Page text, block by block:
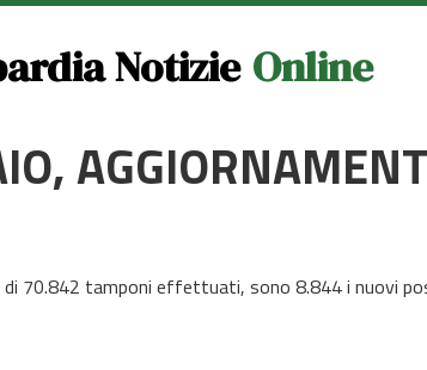
Notizie Online
70.842 tamponi effettuati, sono 8.844 i nuovi